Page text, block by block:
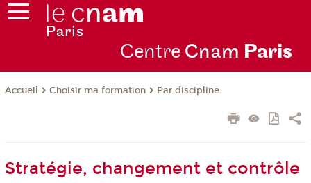
Centre Cnam Paris
Accueil Choisir ma formation Par discipline
Stratégie, changement et contrôle